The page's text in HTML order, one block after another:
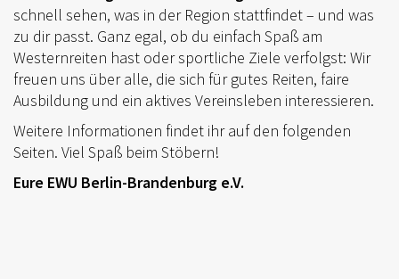
KONTAKT
IMPRESSUM
DATENSCHUTZ
SATZUNG/RECHTSORDNUNG
schnell sehen, was in der Region stattfindet – und was
zu dir passt. Ganz egal, ob du einfach Spaß am
Westernreiten hast oder sportliche Ziele verfolgst: Wir
freuen uns über alle, die sich für gutes Reiten, faire
Ausbildung und ein aktives Vereinsleben interessieren.
Weitere Informationen findet ihr auf den folgenden
Seiten. Viel Spaß beim Stöbern!
Eure EWU Berlin-Brandenburg e.V.